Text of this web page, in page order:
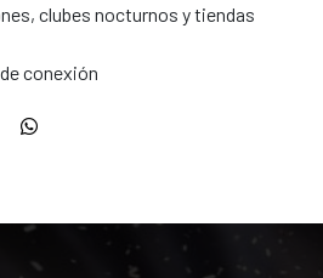
clubes nocturnos y tiendas
conexión